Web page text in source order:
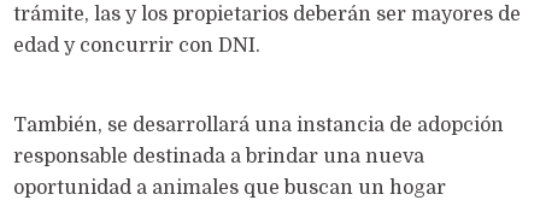
trámite, las y los propietarios deberán ser mayores de
edad y concurrir con DNI.
También, se desarrollará una instancia de adopción
responsable destinada a brindar una nueva
oportunidad a animales que buscan un hogar